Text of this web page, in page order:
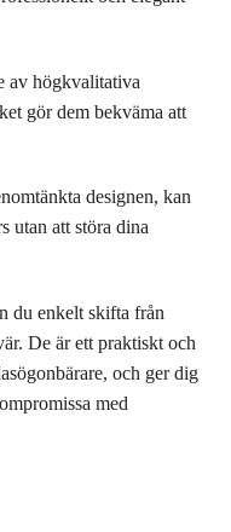
av högkvalitativa
gör dem bekväma att
designen, kan
utan att störa dina
du enkelt skifta från
De är ett praktiskt och
och ger dig
med